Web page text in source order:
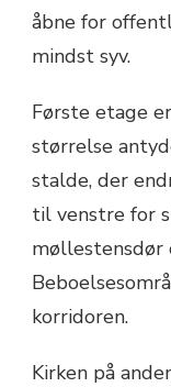
åbne for
mindst syv.
Første etage
størrelse
stalde, der
til venstre for
møllestensdør
korridoren.
Kirken på